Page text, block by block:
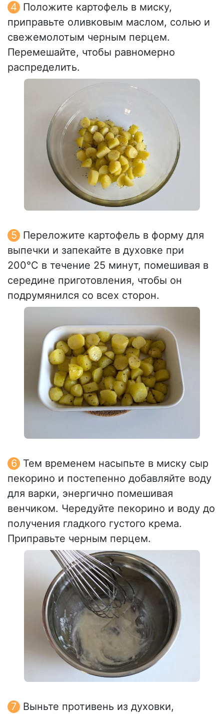
Положите картофель в миску,
приправьте оливковым маслом, солью и
свежемолотым черным перцем.
Перемешайте, чтобы равномерно
распределить.
Переложите картофель в форму для
выпечки и запекайте в духовке при
200°C в течение 25 минут, помешивая в
середине приготовления, чтобы он
подрумянился со всех сторон.
Тем временем насыпьте в миску сыр
пекорино и постепенно добавляйте воду
для варки, энергично помешивая
венчиком. Чередуйте пекорино и воду до
получения гладкого густого крема.
Приправьте черным перцем.
Выньте противень из духовки,